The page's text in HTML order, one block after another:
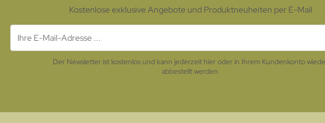
Kostenlose exklusive Angebote und Produktneuheiten per E-Mail
Der Newsletter ist kostenlos und kann jederzeit hier oder in Ihrem Kundenkonto
abbestellt werden.